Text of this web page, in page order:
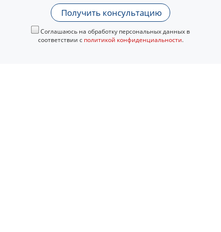
Получить консультацию
Соглашаюсь на обработку персональных данных в
соответствии с политикой конфиденциальности.